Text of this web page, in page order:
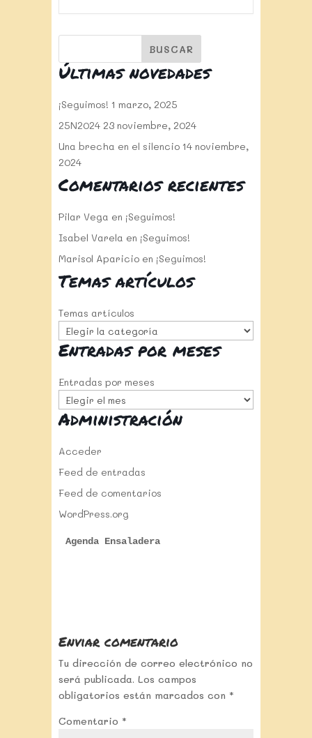
Últimas novedades
¡Seguimos! 1 marzo, 2025
25N2024 23 noviembre, 2024
Una brecha en el silencio 14 noviembre,
2024
Comentarios recientes
Pilar Vega en ¡Seguimos!
Isabel Varela en ¡Seguimos!
Marisol Aparicio en ¡Seguimos!
Temas artículos
Temas artículos
Entradas por meses
Entradas por meses
Administración
Acceder
Feed de entradas
Feed de comentarios
WordPress.org
Agenda Ensaladera
Enviar comentario
Tu dirección de correo electrónico no
será publicada. Los campos
obligatorios están marcados con *
Comentario *